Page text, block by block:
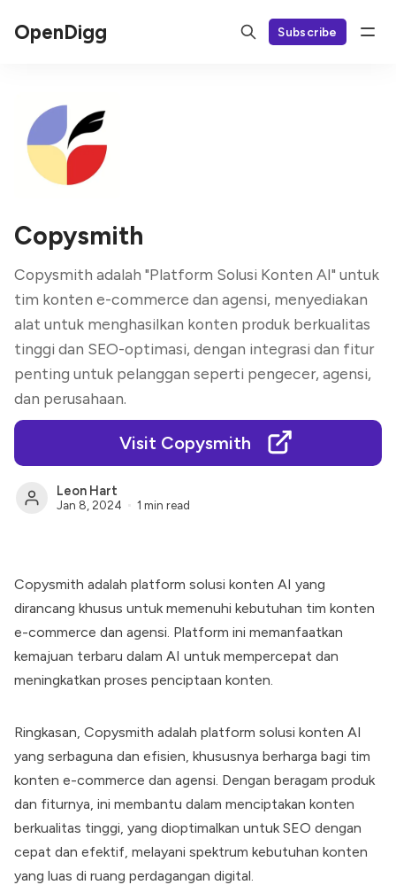
OpenDigg Subscribe
Copysmith
Copysmith adalah "Platform Solusi Konten AI" untuk
tim konten e-commerce dan agensi, menyediakan
alat untuk menghasilkan konten produk berkualitas
tinggi dan SEO-optimasi, dengan integrasi dan fitur
penting untuk pelanggan seperti pengecer, agensi,
dan perusahaan.
Visit Copysmith
Leon Hart
Jan 8, 2024 1 min read
Copysmith adalah platform solusi konten AI yang
dirancang khusus untuk memenuhi kebutuhan tim konten
e-commerce dan agensi. Platform ini memanfaatkan
kemajuan terbaru dalam AI untuk mempercepat dan
meningkatkan proses penciptaan konten.
Ringkasan, Copysmith adalah platform solusi konten AI
yang serbaguna dan efisien, khususnya berharga bagi tim
konten e-commerce dan agensi. Dengan beragam produk
dan fiturnya, ini membantu dalam menciptakan konten
berkualitas tinggi, yang dioptimalkan untuk SEO dengan
cepat dan efektif, melayani spektrum kebutuhan konten
yang luas di ruang perdagangan digital.